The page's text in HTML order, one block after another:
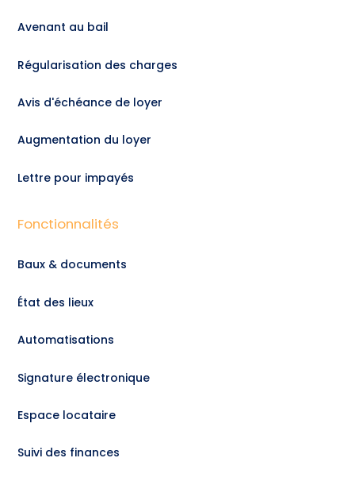
Avenant au bail
Régularisation des charges
Avis d'échéance de loyer
Augmentation du loyer
Lettre pour impayés
Fonctionnalités
Baux & documents
État des lieux
Automatisations
Signature électronique
Espace locataire
Suivi des finances